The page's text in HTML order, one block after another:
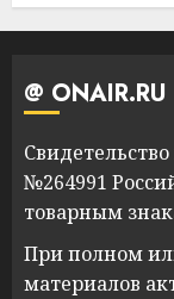
@ ONAIR.RU
№264991
товарным
При полном
материалов